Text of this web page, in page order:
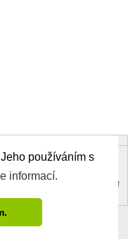
používáním s
informací.
. Back to Top ↑